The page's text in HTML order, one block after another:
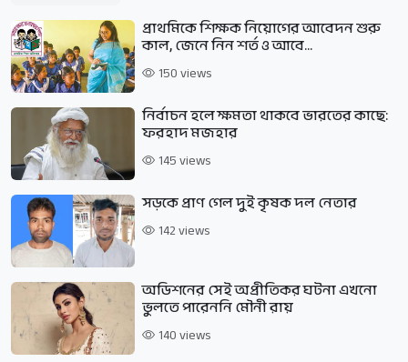
প্রাথমিকে শিক্ষক নিয়োগের আবেদন শুরু
কাল, জেনে নিন শর্ত ও আবে...
150 views
নির্বাচন হলে ক্ষমতা থাকবে ভারতের কাছে:
ফরহাদ মজহার
145 views
সড়কে প্রাণ গেল দুই কৃষক দল নেতার
142 views
অডিশনের সেই অপ্রীতিকর ঘটনা এখনো
ভুলতে পারেননি মৌনী রায়
140 views